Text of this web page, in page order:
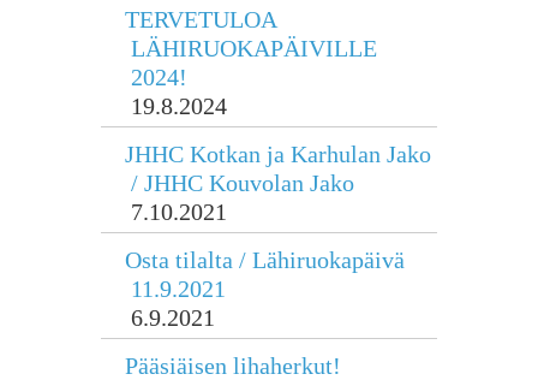
TERVETULOA
LÄHIRUOKAPÄIVILLE
2024!
19.8.2024
JHHC Kotkan ja Karhulan Jako
/ JHHC Kouvolan Jako
7.10.2021
Osta tilalta / Lähiruokapäivä
11.9.2021
6.9.2021
Pääsiäisen lihaherkut!